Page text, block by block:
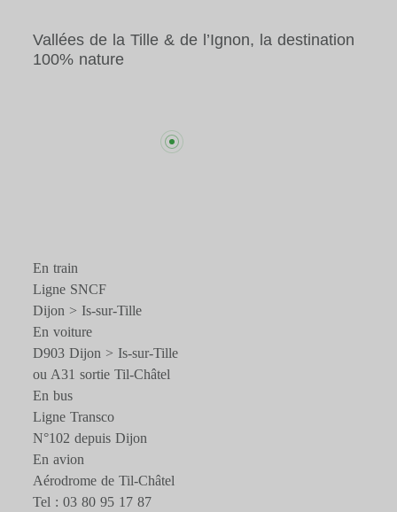
Vallées de la Tille & de l’Ignon, la destination
100% nature
En train
Ligne SNCF
Dijon > Is-sur-Tille
En voiture
D903 Dijon > Is-sur-Tille
ou A31 sortie Til-Châtel
En bus
Ligne Transco
N°102 depuis Dijon
En avion
Aérodrome de Til-Châtel
Tel : 03 80 95 17 87